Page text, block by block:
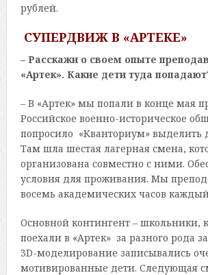
рублей.
СУПЕРДВИЖ В «АРТЕКЕ»
– Расскажи о своем опыте
«Артек». Какие дети туда
– В «Артек» мы попали в конце мая
Российское военно-историческое
попросило «Кванториум» выделить
Там шла шестая лагерная смена,
организована совместно с ними.
условия для проживания. Мы
восемь академических часов
Основной контингент – школьники,
поехали в «Артек» за разного рода
3D-моделирование записывались
мотивированные дети. Следующая